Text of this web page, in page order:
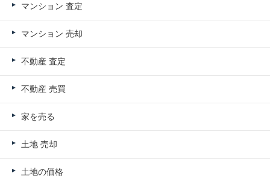
マンション 査定
マンション 売却
不動産 査定
不動産 売買
家を売る
土地 売却
土地の価格